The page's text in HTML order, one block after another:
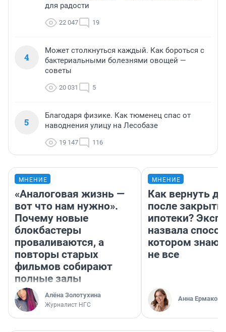
для радости
22 047 19
4
Может столкнуться каждый. Как бороться с
бактериальными болезнями овощей —
советы
20 031 5
5
Благодаря физике. Как тюменец спас от
наводнения улицу на Лесобазе
19 147 116
МНЕНИЕ
«Аналоговая жизнь —
вот что нам нужно».
Почему новые
блокбастеры
проваливаются, а
повторы старых
фильмов собирают
полные залы
Алёна Золотухина
Журналист НГС
МНЕНИЕ
Как вернуть
после
ипотеки?
назвала
котором
не все
Анна Ермакова